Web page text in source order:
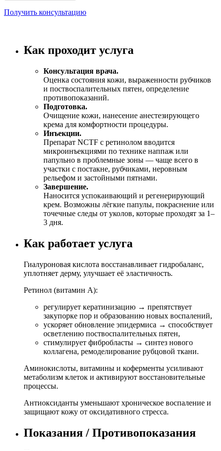
Получить консультацию
Как проходит услуга
Консультация врача.
Оценка состояния кожи, выраженности рубчиков
и поствоспалительных пятен, определение
противопоказаний.
Подготовка.
Очищение кожи, нанесение анестезирующего
крема для комфортности процедуры.
Инъекции.
Препарат NCTF с ретинолом вводится
микроинъекциями по технике наппаж или
папульно в проблемные зоны — чаще всего в
участки с постакне, рубчиками, неровным
рельефом и застойными пятнами.
Завершение.
Наносится успокаивающий и регенерирующий
крем. Возможны лёгкие папулы, покраснение или
точечные следы от уколов, которые проходят за 1–
3 дня.
Как работает услуга
Гиалуроновая кислота восстанавливает гидробаланс,
уплотняет дерму, улучшает её эластичность.
Ретинол (витамин А):
регулирует кератинизацию → препятствует
закупорке пор и образованию новых воспалений,
ускоряет обновление эпидермиса → способствует
осветлению поствоспалительных пятен,
стимулирует фибробласты → синтез нового
коллагена, ремоделирование рубцовой ткани.
Аминокислоты, витамины и коферменты усиливают
метаболизм клеток и активируют восстановительные
процессы.
Антиоксиданты уменьшают хроническое воспаление и
защищают кожу от оксидативного стресса.
Показания / Противопоказания